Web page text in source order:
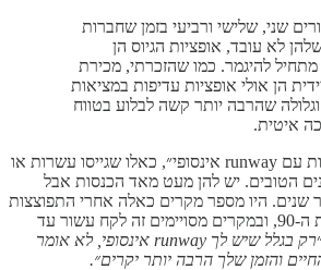
שני, שלישי ורביעי בזמן שחברות
לא עובד, אופציות הגיוס הן
מתחיל להיגמר. כמו שהזכרתי, מכירת
הן אולי אופציות עדיפות במציאות
שהרבה יותר קשה לבלוע בטווח
איטית.
אלעד גיל גם מזכיר ״חברות עם runway אינסופי״, כאלו שגייסו עשרות או
הטובים. יש להן מעט מאד הכנסות אבל
שנים. היו מספר מקרים כאלה אחרי התפוצצות
בועת האינטרנט של שנות ה-90, ובמקרים מסויימים זה לקח עשור עד
רק בגלל שיש לך runway אינסופי, לא אומר
והזמן שלך הרבה יותר יקרים״.